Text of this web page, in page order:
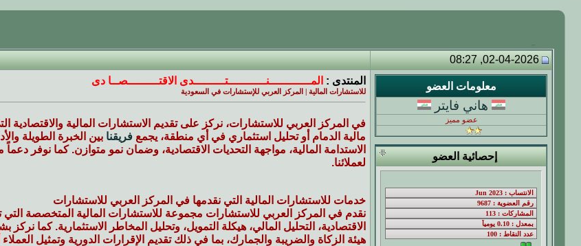
02-04-2026, 08:27
معلومات العضو
هاني فايتر
عضو مميز
إحصائية العضو
المنتدى : المــــــــــــنـــــــــــتـــــــــدى الاقتـــــــــصــا دى
للاستشارات المالية | المركز العربي للإستشارات في السعودية
في المركز العربي للاستشارات، نركز على تقديم الاستشارات المالية
مالية الدمام أو تحليل استثماري في أي منطقة، يجمع فريقنا بين الخبرة الطويلة
الاستدامة المالية، مواجهة التحديات الاقتصادية، وضمان نمو متوازن. كما نوفر
لعملائنا.
خدمات للاستشارات المالية التي نقدمها في المركز العربي للاستشارات
نقدم في المركز العربي للاستشارات مجموعة للاستشارات المالية المتخصصة
الاقتصادية، التحليل المالي، هيكلة التمويل، وتحليل المخاطر الاستثمارية. كما نركز
هيئة الزكاة والضريبة والجمارك، بما في ذلك تقديم الإقرارات الدورية وتمثيل